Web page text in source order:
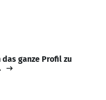
das ganze Profil zu